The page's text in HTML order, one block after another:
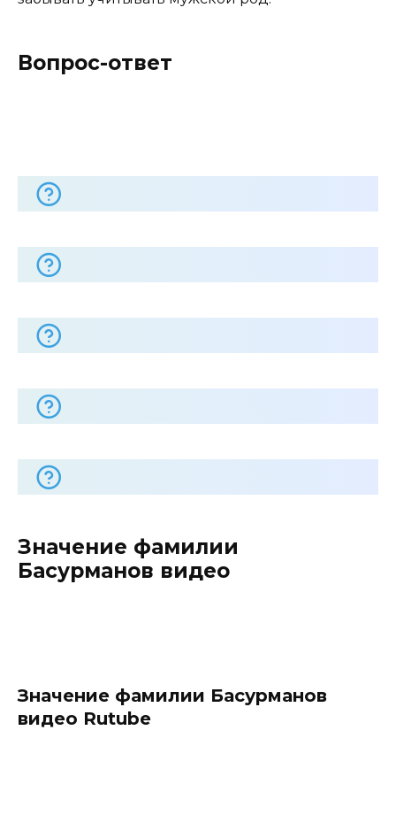
Вопрос-ответ
Значение фамилии
Басурманов видео
Значение фамилии Басурманов
видео Rutube